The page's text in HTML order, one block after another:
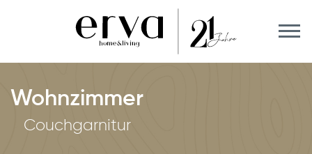
Wohnzimmer
Couchgarnitur